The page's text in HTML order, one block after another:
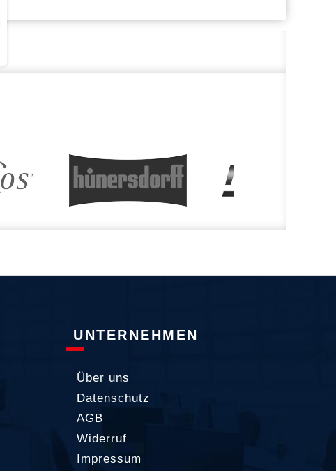
UNTERNEHMEN
Über uns
Datenschutz
AGB
Widerruf
Impressum